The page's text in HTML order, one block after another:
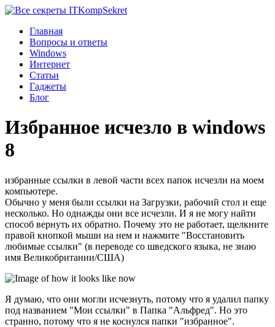
KompSekret
Главная
Вопросы и ответы
Windows
Интернет
Статьи
Гаджеты
Блог
Избранное исчезло в windows
8
избранные ссылки в левой части всех папок исчезли на моем
компьютере.
Обычно у меня были ссылки на Загрузки, рабочий стол и еще
несколько. Но однажды они все исчезли. И я не могу найти
способ вернуть их обратно. Почему это не работает, щелкните
правой кнопкой мыши на нем и нажмите "Восстановить
любимые ссылки" (в переводе со шведского языка, не знаю
имя Великобритании/США)
Я думаю, что они могли исчезнуть, потому что я удалил папку
под названием "Мои ссылки" в Папка "Альфред". Но это
странно, потому что я не коснулся папки "избранное".